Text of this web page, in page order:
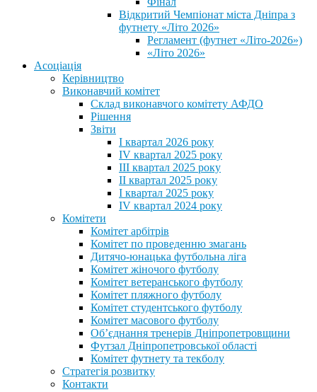
Відкритий Чемпіонат міста Дніпра з
футнету «Літо 2026»
Регламент (футнет «Літо-2026»)
«Літо 2026»
Асоціація
Керівництво
Виконавчий комітет
Склад виконавчого комітету АФДО
Рішення
Звіти
I квартал 2026 року
IV квартал 2025 року
III квартал 2025 року
II квартал 2025 року
I квартал 2025 року
IV квартал 2024 року
Комітети
Комітет арбітрів
Комітет по проведенню змагань
Дитячо-юнацька футбольна ліга
Комітет жіночого футболу
Комітет ветеранського футболу
Комітет пляжного футболу
Комітет студентського футболу
Комітет масового футболу
Обʼєднання тренерів Дніпропетровщини
Футзал Дніпропетровської області
Комітет футнету та текболу
Стратегія розвитку
Контакти